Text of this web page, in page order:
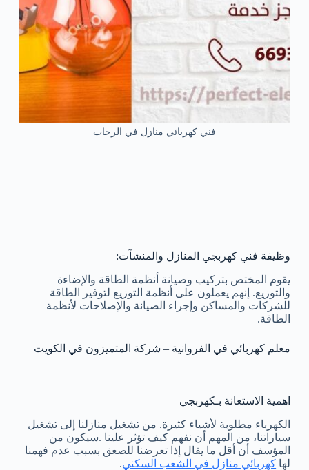
فني كهربائي منازل في الرحاب
وظيفة فني كهربجي المنازل والمنشآت:
يقوم المختص بتركيب وصيانة أنظمة الطاقة والإضاءة
والتوزيع. إنهم يعملون على أنظمة التوزيع لتوفير الطاقة
للشركات والمساكن وإجراء الصيانة والإصلاحات لأنظمة
الطاقة.
معلم كهربائي في الفروانية – شركة المتميزون في الكويت
اهمية الاستعانة بـكهربجي
الكهرباء مطلوبة لأشياء كثيرة. من تشغيل منازلنا إلى تشغيل
سياراتنا، من المهم أن نفهم كيف تؤثر علينا .سيكون من
المؤسف أن أقل ما يقال إذا تعرضنا للصعق بسبب عدم فهمنا
لها كهربائي منازل في الشعب السكني.